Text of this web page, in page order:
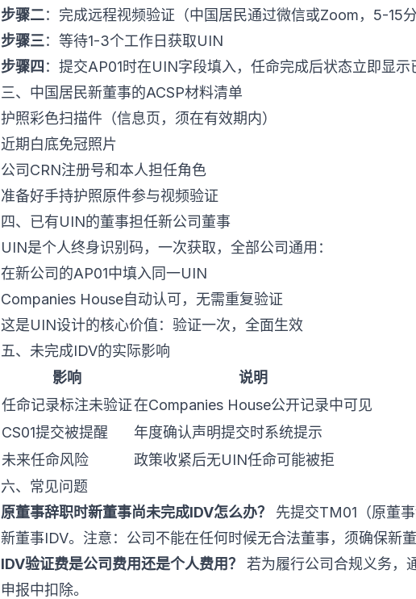
步骤二：完成远程视频验证（中国居民通过微信或Zoom，5-15分
步骤三：等待1-3个工作日获取UIN
步骤四 ：提交AP01时在UIN字段填入，任命完成后状态立即显示
三、中国居民新董事的ACSP材料清单
护照彩色扫描件（信息页，须在有效期内）
近期白底免冠照片
公司CRN注册号和本人担任角色
准备好手持护照原件参与视频验证
四、已有UIN的董事担任新公司董事
UIN是个人终身识别码，一次获取，全部公司通用：
在新公司的AP01中填入同一UIN
Companies House自动认可，无需重复验证
这是UIN设计的核心价值：验证一次，全面生效
五、未完成IDV的实际影响
影响
说明
任命记录标注未验证在Companies House公开记录中可见
CS01提交被提醒
年度确认声明提交时系统提示
未来任命风险
政策收紧后无UIN任命可能被拒
六、常见问题
原董事辞职时新董事尚未完成IDV怎么办？
先提交TM01（原董
新董事IDV。注意：公司不能在任何时候无合法董事，须确保新
IDV验证费是公司费用还是个人费用？
若为履行公司合规义务，
申报中扣除。